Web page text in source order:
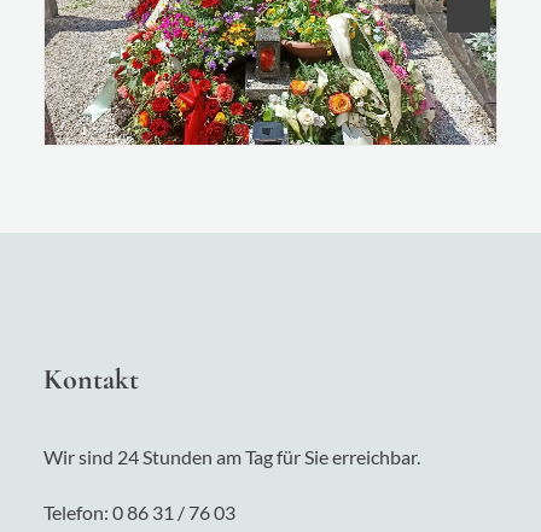
Kontakt
Wir sind 24 Stunden am Tag für Sie erreichbar.
Telefon: 0 86 31 / 76 03